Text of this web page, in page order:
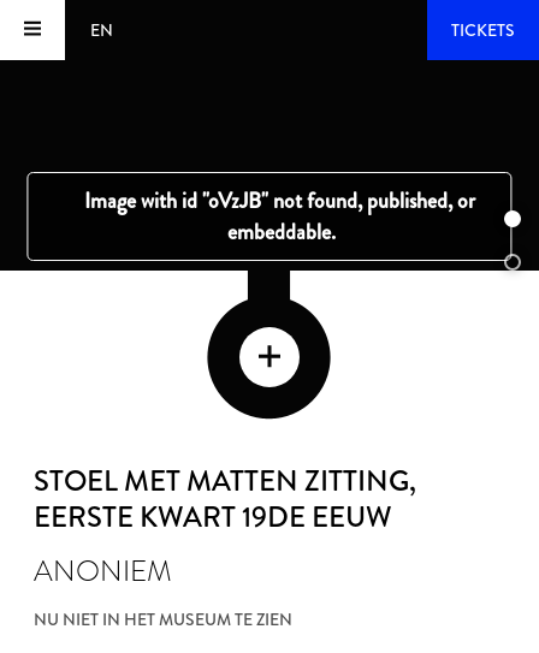
EN TICKETS
STOEL MET MATTEN ZITTING,
EERSTE KWART 19DE EEUW
ANONIEM
NU NIET IN HET MUSEUM TE ZIEN